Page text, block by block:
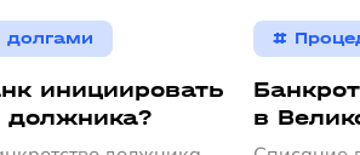
инициировать
должника?
#
в